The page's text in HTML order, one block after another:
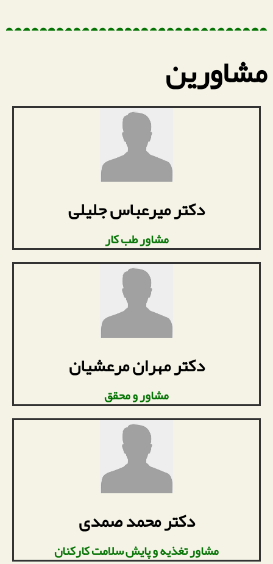
مشاورین
دکتر میرعباس جلیلی
مشاور طب کار
دکتر مهران مرعشیان
مشاور و محقق
دکتر محمد صمدی
مشاور تغذیه و پایش سلامت کارکنان